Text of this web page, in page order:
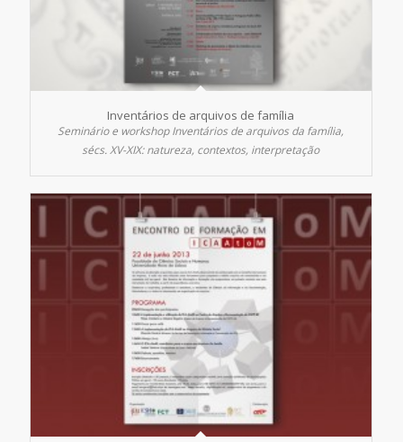
Inventários de arquivos de família
Seminário e workshopInventários de arquivos da família,
sécs. XV-XIX: natureza, contextos, interpretação